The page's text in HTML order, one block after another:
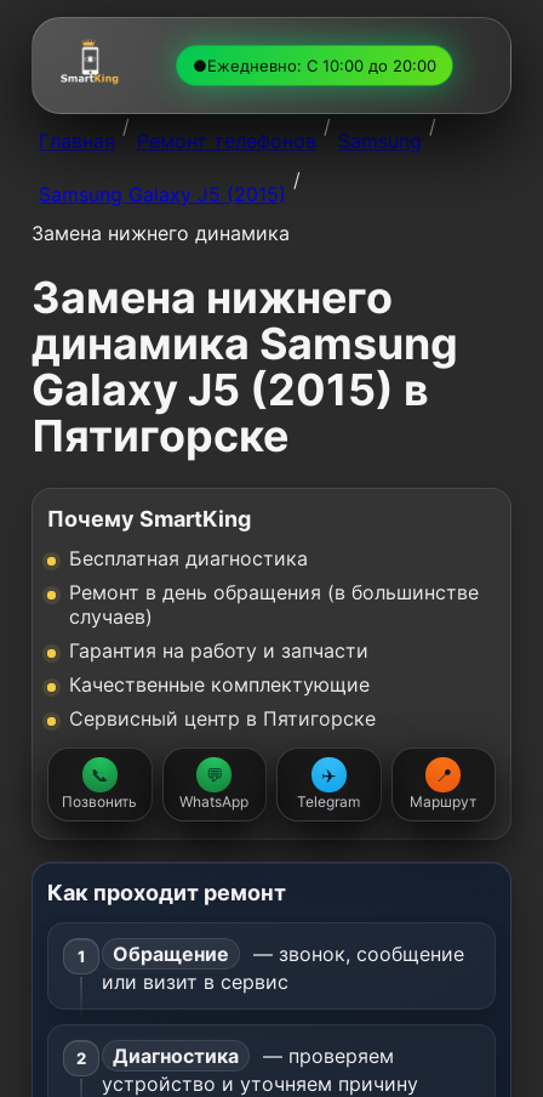
●Ежедневно: С 10:00 до 20:00
Главная
/
Ремонт телефонов
/
Samsung
/
Samsung Galaxy J5 (2015)
/
Замена нижнего динамика
Замена нижнего
динамика Samsung
Galaxy J5 (2015) в
Пятигорске
Почему SmartKing
Бесплатная диагностика
Ремонт в день обращения (в большинстве
случаев)
Гарантия на работу и запчасти
Качественные комплектующие
Сервисный центр в Пятигорске
📞
Позвонить
💬
WhatsApp
✈️
Telegram
📍
Маршрут
Как проходит ремонт
Обращение
— звонок, сообщение
или визит в сервис
Диагностика
— проверяем
устройство и уточняем причину